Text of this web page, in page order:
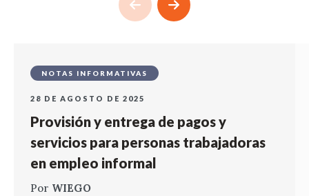
NOTAS INFORMATIVAS
28 DE AGOSTO DE 2025
Provisión y entrega de pagos y
servicios para personas trabajadoras
en empleo informal
Por WIEGO